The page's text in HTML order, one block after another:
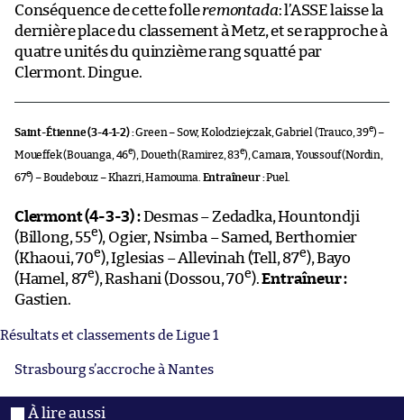
Conséquence de cette folleremontada: l’ASSE laisse la
dernière place du classement à Metz, et se rapproche à
quatre unités du quinzième rang squatté par
Clermont. Dingue.
Saint-Étienne (3-4-1-2) :Green – Sow, Kolodziejczak, Gabriel (Trauco, 39e) –
Moueffek (Bouanga, 46e), Doueth (Ramirez, 83e), Camara, Youssouf (Nordin,
67e) – Boudebouz – Khazri, Hamouma. Entraîneur :Puel.
Clermont (4-3-3) :Desmas – Zedadka, Hountondji
(Billong, 55e), Ogier, Nsimba – Samed, Berthomier
(Khaoui, 70e), Iglesias – Allevinah (Tell, 87e), Bayo
(Hamel, 87e), Rashani (Dossou, 70e).Entraîneur :
Gastien.
Résultats et classements de Ligue 1
Strasbourg s’accroche à Nantes